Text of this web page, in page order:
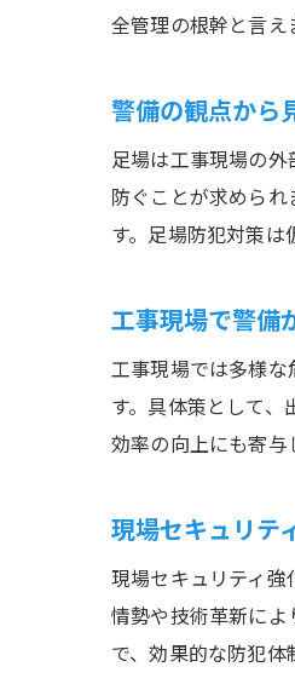
全管理の根幹と言え
警備の観点から
足場は工事現場の
防ぐことが求めら
す。足場防犯対策は
工事現場で警備
工事現場では多様
す。具体策として
効率の向上にも寄与
現場セキュリテ
現場セキュリティ
情勢や技術革新に
で、効果的な防犯体